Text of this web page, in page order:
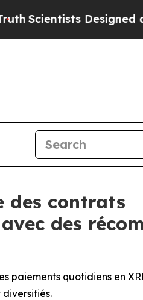
a Virtual Alien
des contrats
des
paiements quotidiens en
diversifiés.